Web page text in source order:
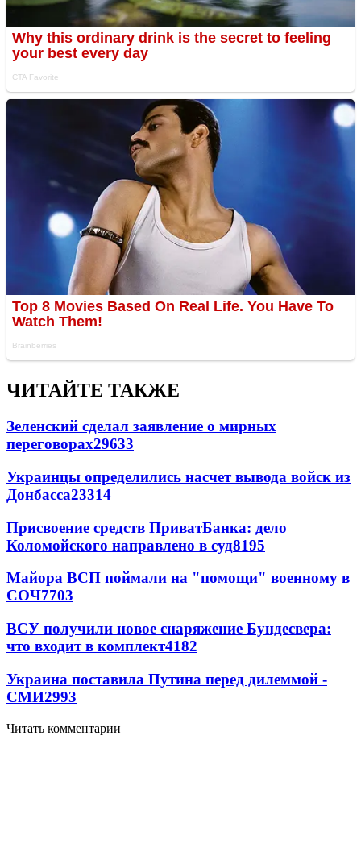
ЧИТАЙТЕ ТАКЖЕ
Зеленский сделал заявление о мирных
переговорах29633
Украинцы определились насчет вывода войск из
Донбасса23314
Присвоение средств ПриватБанка: дело
Коломойского направлено в суд8195
Майора ВСП поймали на "помощи" военному в
СОЧ7703
ВСУ получили новое снаряжение Бундесвера:
что входит в комплект4182
Украина поставила Путина перед дилеммой -
СМИ2993
Читать комментарии